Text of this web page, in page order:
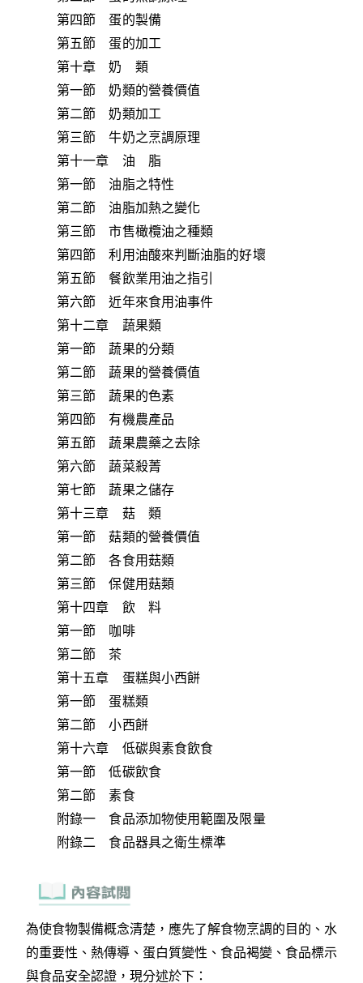
第四節 蛋的製備
第五節 蛋的加工
第十章 奶 類
第一節 奶類的營養價值
第二節 奶類加工
第三節 牛奶之烹調原理
第十一章 油 脂
第一節 油脂之特性
第二節 油脂加熱之變化
第三節 市售橄欖油之種類
第四節 利用油酸來判斷油脂的好壞
第五節 餐飲業用油之指引
第六節 近年來食用油事件
第十二章 蔬果類
第一節 蔬果的分類
第二節 蔬果的營養價值
第三節 蔬果的色素
第四節 有機農產品
第五節 蔬果農藥之去除
第六節 蔬菜殺菁
第七節 蔬果之儲存
第十三章 菇 類
第一節 菇類的營養價值
第二節 各食用菇類
第三節 保健用菇類
第十四章 飲 料
第一節 咖啡
第二節 茶
第十五章 蛋糕與小西餅
第一節 蛋糕類
第二節 小西餅
第十六章 低碳與素食飲食
第一節 低碳飲食
第二節 素食
附錄一 食品添加物使用範圍及限量
附錄二 食品器具之衛生標準